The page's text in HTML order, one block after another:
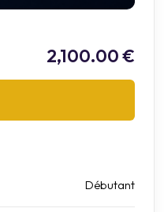
2,100.00 €
Débutant